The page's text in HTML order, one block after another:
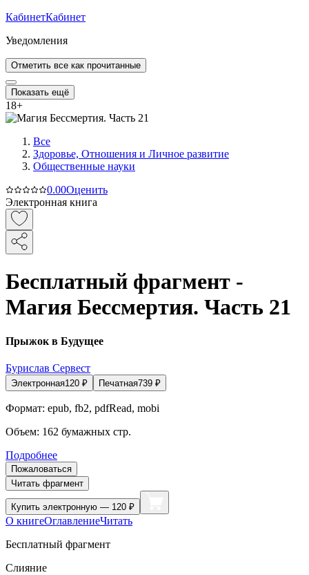
КабинетКабинет
Уведомления
Отметить все как прочитанные
Показать ещё
18+
Все
Здоровье, Отношения и Личное развитие
Общественные науки
0.00Оценить
Электронная книга
Бесплатный фрагмент -
Магия Бессмертия. Часть 21
Прыжок в Будущее
Бурислав Сервест
Электронная120 ₽ Печатная739 ₽
Формат: epub, fb2, pdfRead, mobi
Объем: 162 бумажных стр.
Подробнее
Пожаловаться
Читать фрагмент
Купить электронную — 120 ₽
О книгеОглавлениеЧитать
Бесплатный фрагмент
Слияние